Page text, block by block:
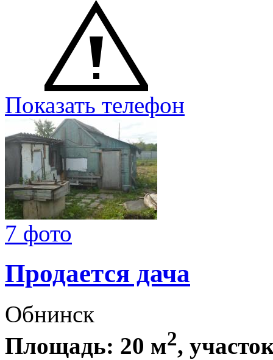
Показать телефон
7 фото
Продается дача
Обнинск
Площадь: 20 м2,